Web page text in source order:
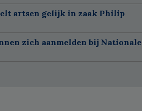
artsen gelijk in zaak Philip
zich aanmelden bij Nationale